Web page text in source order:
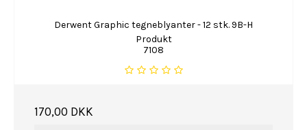
Derwent Graphic tegneblyanter - 12 stk. 9B-H
Produkt
7108
170,00 DKK